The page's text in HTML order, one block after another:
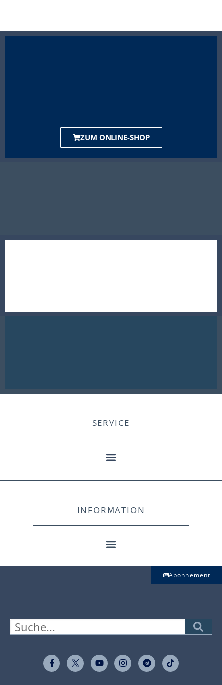
ZUM ONLINE-SHOP
SERVICE
INFORMATION
Abonnement